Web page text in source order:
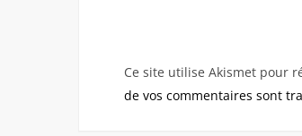
Ce site utilise Akismet pour
de vos commentaires sont